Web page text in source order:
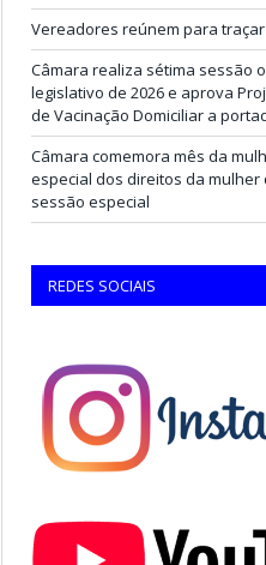
Vereadores reúnem para
Câmara realiza sétima sessão
legislativo de 2026 e aprova
de Vacinação Domiciliar a
Câmara comemora mês da
especial dos direitos da
sessão especial
REDES SOCIAIS